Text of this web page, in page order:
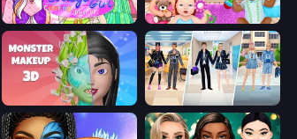
College Girl Coloring Dress Up Baby Dress Up
Monster Makeup 3D College Girl & Boy Makeover